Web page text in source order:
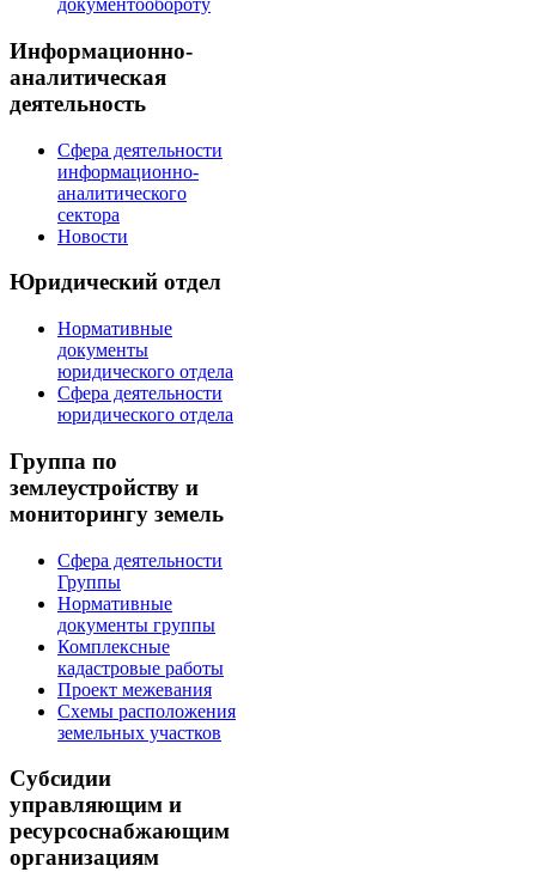
документообороту
Информационно-
аналитическая
деятельность
Сфера деятельности
информационно-
аналитического
сектора
Новости
Юридический отдел
Нормативные
документы
юридического отдела
Сфера деятельности
юридического отдела
Группа по
землеустройству и
мониторингу земель
Сфера деятельности
Группы
Нормативные
документы группы
Комплексные
кадастровые работы
Проект межевания
Схемы расположения
земельных участков
Субсидии
управляющим и
ресурсоснабжающим
организациям